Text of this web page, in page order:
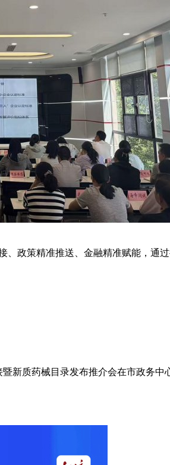
政策精准推送、金融精准赋能，通
新质药械目录发布推介会在市政务